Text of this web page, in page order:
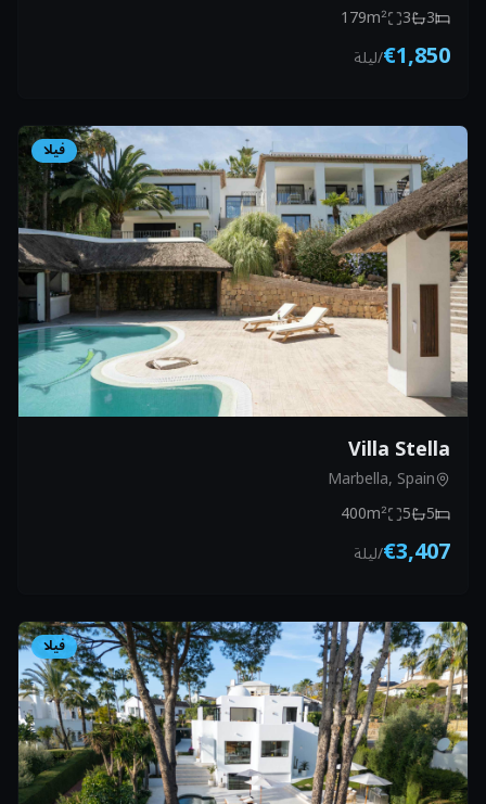
3
3
179m²
€1,850
/ليلة
فيلا
Villa Stella
Marbella, Spain
5
5
400m²
€3,407
/ليلة
فيلا